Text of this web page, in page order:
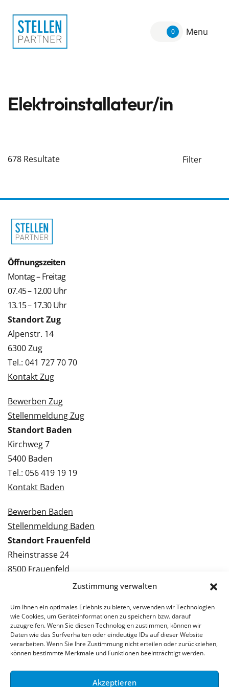
Zustimmung verwalten
Um Ihnen ein optimales Erlebnis zu bieten, verwenden wir Technologien
wie Cookies, um Geräteinformationen zu speichern bzw. darauf
zuzugreifen. Wenn Sie diesen Technologien zustimmen, können wir
Daten wie das Surfverhalten oder eindeutige IDs auf dieser Website
verarbeiten. Wenn Sie Ihre Zustimmung nicht erteilen oder zurückziehen,
können bestimmte Merkmale und Funktionen beeinträchtigt werden.
Akzeptieren
0 Menu
Elektroinstallateur/in
678 Resultate Filter
Öffnungszeiten
Montag – Freitag
07.45 – 12.00 Uhr
13.15 – 17.30 Uhr
Standort Zug
Alpenstr. 14
6300 Zug
Tel.: 041 727 70 70
Kontakt Zug
Bewerben Zug
Stellenmeldung Zug
Standort Baden
Kirchweg 7
5400 Baden
Tel.: 056 419 19 19
Kontakt Baden
Bewerben Baden
Stellenmeldung Baden
Standort Frauenfeld
Rheinstrasse 24
8500 Frauenfeld
Tel.: 052 224 09 09
Bewerben Frauenfeld
Stellenmeldung Frauenfeld
© 2026 Stellenpartner AG